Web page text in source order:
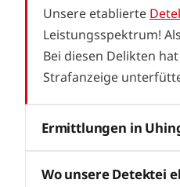
Unsere etablierte
Leistungsspektrum!
Bei diesen Delikten
Strafanzeige
Ermittlungen in
Wo unsere Detektei